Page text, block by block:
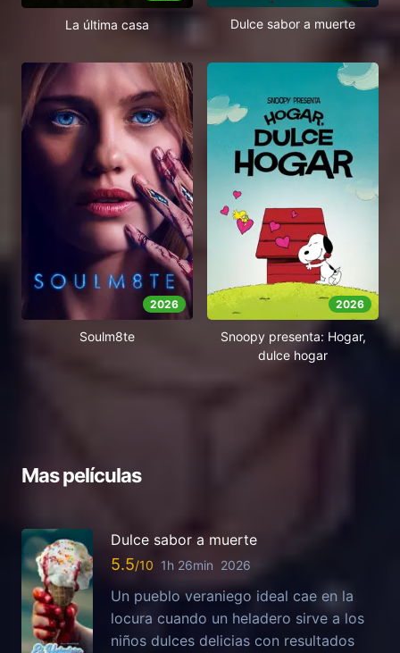
La última casa Dulce sabor a muerte
2026
Soulm8te
2026
Snoopy presenta: Hogar,
dulce hogar
Mas películas
Dulce sabor a muerte
5.5 1h 26min 2026
Un pueblo veraniego ideal cae en la
locura cuando un heladero sirve a los
niños dulces delicias con resultados